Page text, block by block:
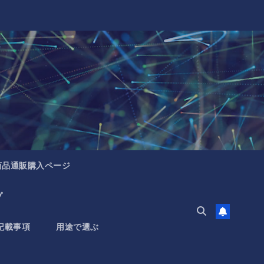
通販購入ページ
載事項 用途で選ぶ